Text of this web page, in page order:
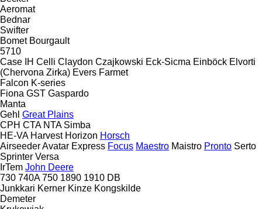
Aeromat
Bednar
Swifter
Bomet Bourgault
5710
Case IH Celli Claydon Czajkowski Eck-Sicma Einböck Elvorti
(Chervona Zirka) Evers Farmet
Falcon K-series
Fiona GST Gaspardo
Manta
Gehl Great Plains
CPH CTA NTA Simba
HE-VA Harvest Horizon Horsch
AirseederAvatar Express Focus Maestro Maistro Pronto Serto
Sprinter Versa
IrTem John Deere
730 740A 750 1890 1910 DB
Junkkari Kerner Kinze Kongskilde
Demeter